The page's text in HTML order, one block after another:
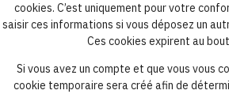
cookies. C’est uniquement pour votre
saisir ces informations si vous déposez un
Ces cookies expirent au bout
Si vous avez un compte et que vous vous
cookie temporaire sera créé afin de